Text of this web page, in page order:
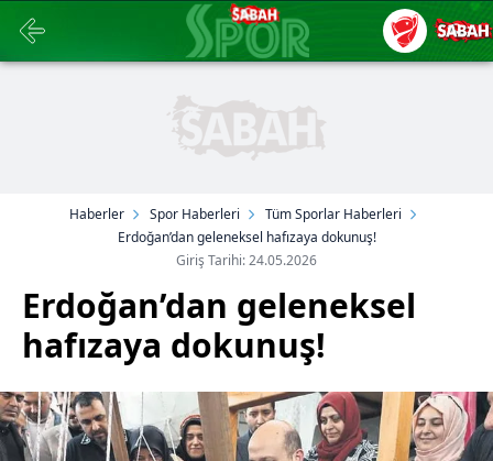
Haberler Spor Haberleri
Tüm Sporlar Haberleri
Erdoğan’dan geleneksel hafızaya dokunuş!
Giriş Tarihi: 24.05.2026
Erdoğan’dan geleneksel
hafızaya dokunuş!